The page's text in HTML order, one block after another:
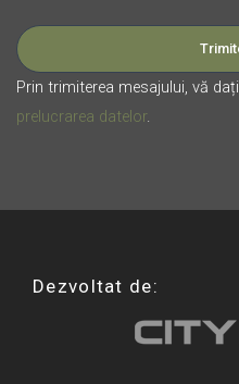
Prin trimiterea mesajului, vă dați
prelucrarea datelor.
Dezvoltat de: